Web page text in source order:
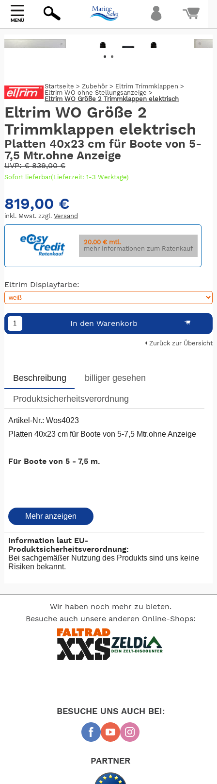
Startseite >Zubehör > Eltrim Trimmklappen >
Eltrim WO ohne Stellungsanzeige >
Eltrim WO Größe 2 Trimmklappen elektrisch
Eltrim WO Größe 2
Trimmklappen elektrisch
Platten 40x23 cm für Boote von 5-
7,5 Mtr.ohne Anzeige
UVP:€839,00 €
Sofort lieferbar(Lieferzeit: 1-3 Werktage)
819,00 €
inkl. Mwst. zzgl. Versand
20.00 € mtl.
mehr Informationen zum Ratenkauf
Eltrim Displayfarbe:
In den Warenkorb
Zurück zur Übersicht
Beschreibung billiger gesehen
Produktsicherheitsverordnung
Artikel-Nr.: Wos4023
Platten 40x23 cm für Boote von 5-7,5 Mtr.ohne Anzeige
Für Boote von 5 - 7,5 m.
Eine preisgünstige Lösung, bei der Sie allerdings die
Stellung der Klappen nicht sehen können. Die Klappen
werden separat mit zwei Kippschaltern bewegt.
Eine spätere Umrüstung der Anlage ist jederzeit
möglich.
Für Motoryachten mit Flybridge ist ein separates
Sollte das Boot schwach motorisiert oder stark
hecklastig sein, nächstgrössere Klappe wählen.
Lieferumfang einbaufertig, komplett:
2 Motoren 12V, 2 Klappen 40x23 cm, 1 Steuergerät WO
Mehr anzeigen
Information laut EU-
Produktsicherheitsverordnung:
Bei sachgemäßer Nutzung des Produkts sind uns keine
Risiken bekannt.
Wir haben noch mehr zu bieten.
Besuche auch unsere anderen Online-Shops:
BESUCHE UNS AUCH BEI:
PARTNER